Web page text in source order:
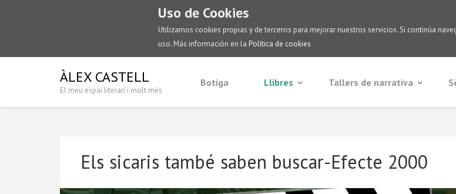
Uso de Cookies
Utilizamos cookies propias y de terceros para mejorar nuestros servicios. Si continúa
uso. Más información en la Política de cookies
ÀLEX CASTELL
El meu espai literari i molt més
Botiga Llibres Tallers de narrativa
Els sicaris també saben buscar-Efecte 2000